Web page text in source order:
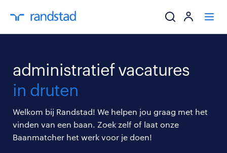
mijn carrière
over randstad
administratief vacatures
in druten
Welkom bij Randstad! We helpen jou graag met het
vinden van een baan. Zoek zelf of laat onze
Baanmatcher het werk voor je doen!